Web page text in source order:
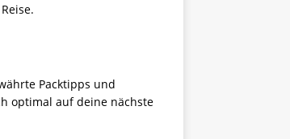
Packtipps und
optimal auf deine nächste